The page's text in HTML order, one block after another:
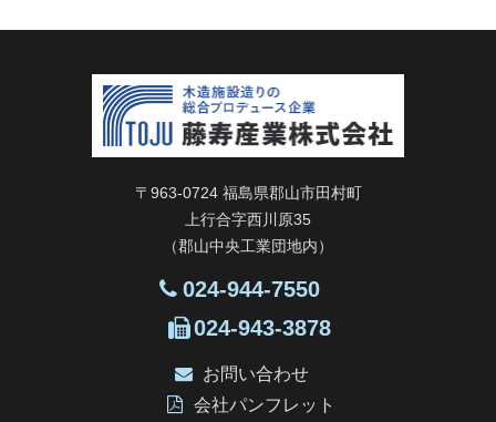
〒963-0724 福島県郡山市田村町
上行合字西川原35
（郡山中央工業団地内）
024-944-7550
024-943-3878
お問い合わせ
会社パンフレット